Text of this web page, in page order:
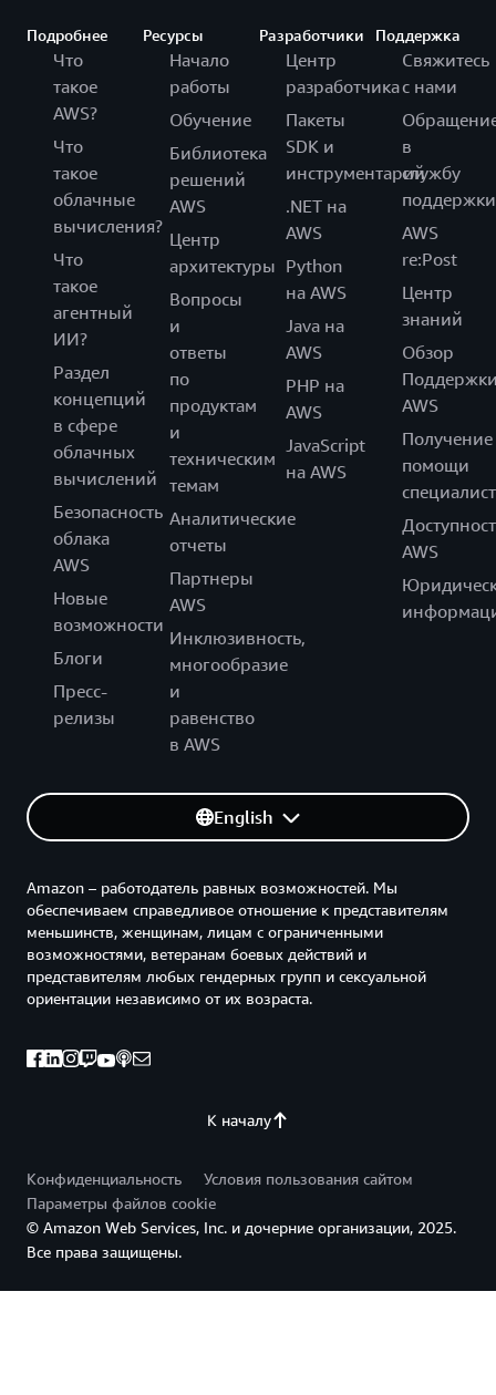
Подробнее
Что
такое
AWS?
Что
такое
облачные
вычисления?
Что
такое
агентный
ИИ?
Раздел
концепций
в сфере
облачных
вычислений
Безопасность
облака
AWS
Новые
возможности
Блоги
Пресс-
релизы
Ресурсы
Начало
работы
Обучение
Библиотека
решений
AWS
Центр
архитектуры
Вопросы
и
ответы
по
продуктам
и
техническим
темам
Аналитические
отчеты
Партнеры
AWS
Инклюзивность,
многообразие
и
равенство
в AWS
Разработчики
Центр
разработчика
Пакеты
SDK и
инструментарий
.NET на
AWS
Python
на AWS
Java на
AWS
PHP на
AWS
JavaScript
на AWS
Поддержка
Свяжитесь
с нами
в
службу
поддержки
AWS
re:Post
Центр
знаний
Обзор
AWS
Получение
помощи
AWS
English
К началу
Amazon – работодатель равных возможностей. Мы
обеспечиваем справедливое отношение к представителям
меньшинств, женщинам, лицам с ограниченными
возможностями, ветеранам боевых действий и
представителям любых гендерных групп и сексуальной
ориентации независимо от их возраста.
Конфиденциальность
Условия пользования сайтом
Параметры файлов cookie
© Amazon Web Services, Inc. и дочерние организации, 2025.
Все права защищены.